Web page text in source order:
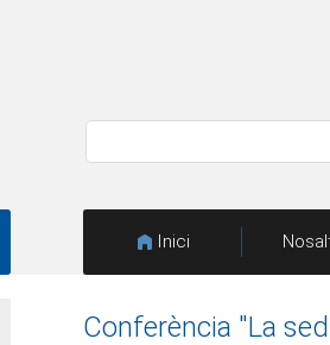
Inici
Conferència "La